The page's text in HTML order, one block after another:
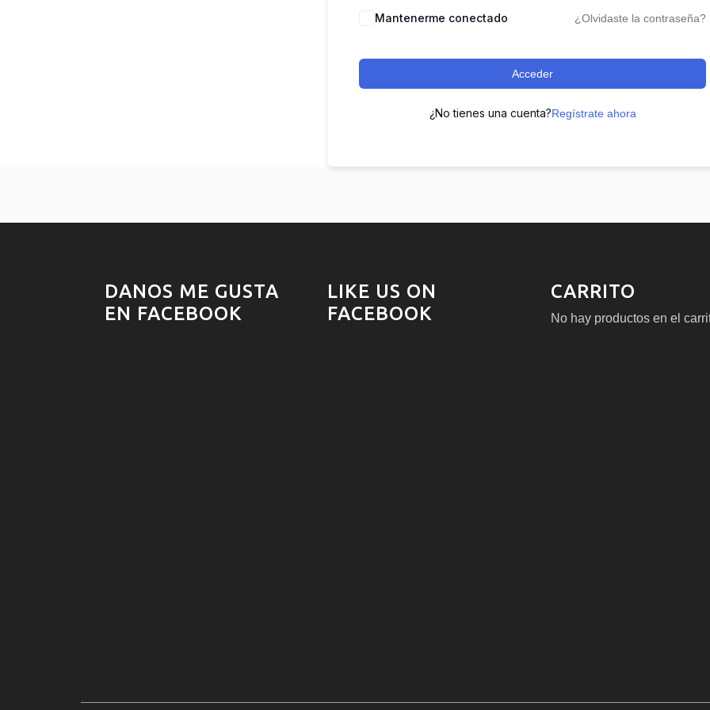
Mantenerme conectado ¿Olvidaste la contraseña?
Acceder
¿No tienes una cuenta?Regístrate ahora
DANOS ME GUSTA
EN FACEBOOK
LIKE US ON
FACEBOOK
CARRITO
No hay productos en el